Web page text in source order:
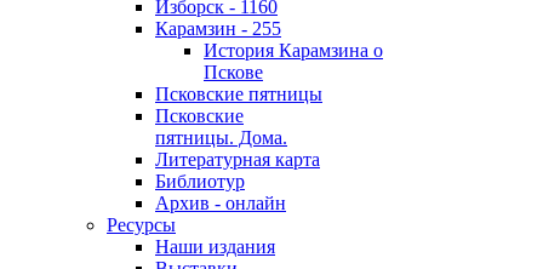
Изборск - 1160
Карамзин - 255
История Карамзина о
Пскове
Псковские пятницы
Псковские
пятницы. Дома.
Литературная карта
Библиотур
Архив - онлайн
Ресурсы
Наши издания